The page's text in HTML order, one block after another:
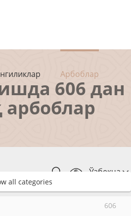
Арбоблар
Ўзбекча
606 дан
арбоблар
all categories
606